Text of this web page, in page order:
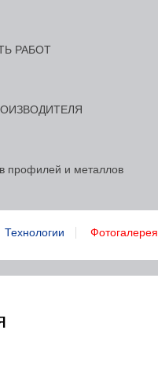
РАБОТ
профилей и металлов
Технологии Фотогалерея